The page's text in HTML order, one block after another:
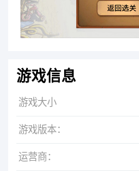
游戏信息
游戏大小
游戏版本：
运营商：